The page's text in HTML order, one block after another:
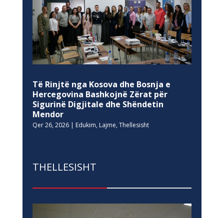
Të Rinjtë nga Kosova dhe Bosnja e
Hercegovina Bashkojnë Zërat për
Sigurinë Digjitale dhe Shëndetin
Mendor
Qer 26, 2026| Edukim, Lajme, Thellesisht
THELLESISHT